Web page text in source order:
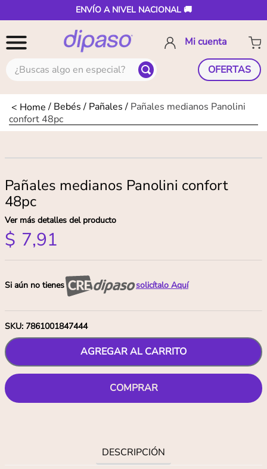
ENVÍO A NIVEL NACIONAL 🚚
¿Buscas algo en especial? OFERTAS
Bebés Pañales
Pañales medianos Panolini
confort 48pc
Pañales medianos Panolini confort
48pc
Ver más detalles del producto
$ 7,91
Si aún no tienes solicítalo Aquí
SKU: 7861001847444
AGREGAR AL CARRITO
COMPRAR
DESCRIPCIÓN